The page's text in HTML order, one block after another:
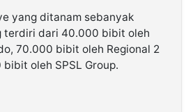
yang ditanam sebanyak
terdiri dari 40.000 bibit oleh
70.000 bibit oleh Regional 2
oleh SPSL Group.